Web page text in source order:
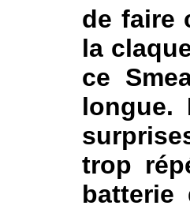
de faire
la
ce
longue.
trop
batterie